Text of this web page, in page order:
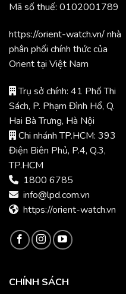
Mã số thuế: 0102001789
https://orient-watch.vn/ nhà
phân phối chính thức của
Orient tại Việt Nam
Trụ sở chính: 41 Phố Thi
Sách, P. Phạm Đình Hổ, Q.
Hai Bà Trưng, Hà Nội
Chi nhánh TP.HCM: 393
Điện Biên Phủ, P.4, Q.3,
TP.HCM
1800 6785
info@lpd.com.vn
https://orient-watch.vn
CHÍNH SÁCH